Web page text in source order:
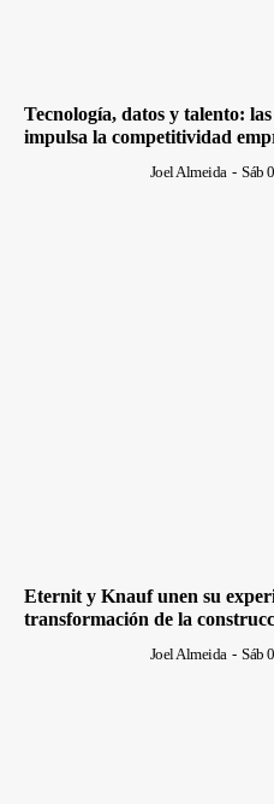
Tecnología, datos y talento:
impulsa la competitividad
Joel Almeida - Sáb
Eternit y Knauf unen su
transformación de la
Joel Almeida - Sáb